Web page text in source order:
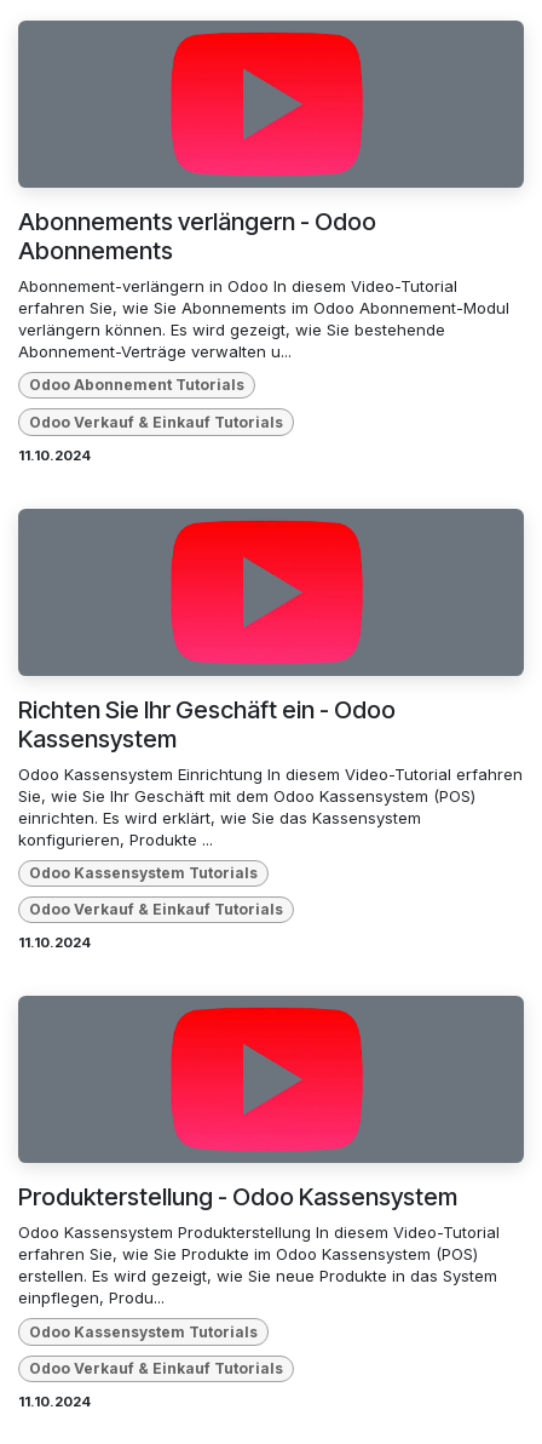
Abonnements verlängern - Odoo
Abonnements
Abonnement-verlängern in Odoo In diesem Video-Tutorial
erfahren Sie, wie Sie Abonnements im Odoo Abonnement-Modul
verlängern können. Es wird gezeigt, wie Sie bestehende
Abonnement-Verträge verwalten u...
Odoo Abonnement Tutorials
Odoo Verkauf & Einkauf Tutorials
11.10.2024
Richten Sie Ihr Geschäft ein - Odoo
Kassensystem
Odoo Kassensystem Einrichtung In diesem Video-Tutorial erfahren
Sie, wie Sie Ihr Geschäft mit dem Odoo Kassensystem (POS)
einrichten. Es wird erklärt, wie Sie das Kassensystem
konfigurieren, Produkte ...
Odoo Kassensystem Tutorials
Odoo Verkauf & Einkauf Tutorials
11.10.2024
Produkterstellung - Odoo Kassensystem
Odoo Kassensystem Produkterstellung In diesem Video-Tutorial
erfahren Sie, wie Sie Produkte im Odoo Kassensystem (POS)
erstellen. Es wird gezeigt, wie Sie neue Produkte in das System
einpflegen, Produ...
Odoo Kassensystem Tutorials
Odoo Verkauf & Einkauf Tutorials
11.10.2024